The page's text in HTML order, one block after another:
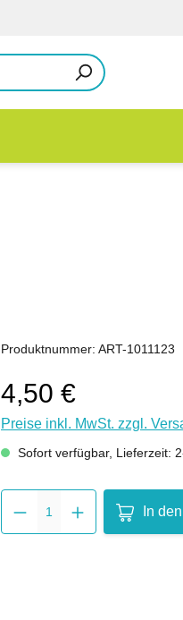
Produktnummer: ART-1011123
4,50 €
Preise inkl. MwSt. zzgl.
Sofort verfügbar, Lieferzeit:
In